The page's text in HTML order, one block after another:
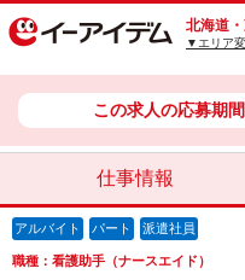
北海道
▼エリア
この求人の応募期
仕事情報
アルバイト パート 派遣社員
職種：看護助手（ナースエイド）